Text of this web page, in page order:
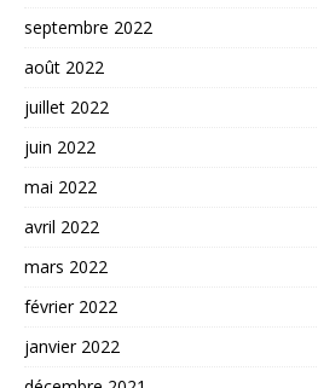
septembre 2022
août 2022
juillet 2022
juin 2022
mai 2022
avril 2022
mars 2022
février 2022
janvier 2022